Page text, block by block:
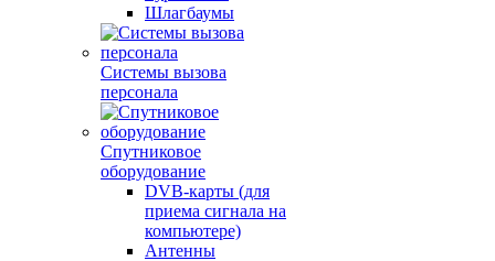
Шлагбаумы
Системы вызова
персонала
Спутниковое
оборудование
DVB-карты (для
приема сигнала на
компьютере)
Антенны